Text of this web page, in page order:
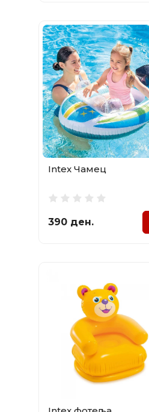
Intex Чамец
390 ден.